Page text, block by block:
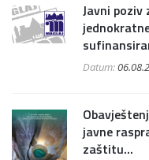
Javni poziv
Datum:
javne
zaštitu...